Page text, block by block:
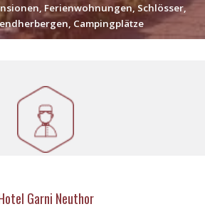
Ferienwohnungen, Schlösser,
Campingplätze
Garni Neuthor